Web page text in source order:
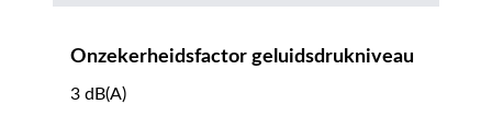
Onzekerheidsfactor geluidsdrukniveau
3 dB(A)